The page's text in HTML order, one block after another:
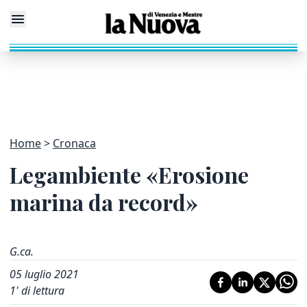
Home Cronaca
Legambiente «Erosione
marina da record»
G.ca.
05 luglio 2021
1' di lettura